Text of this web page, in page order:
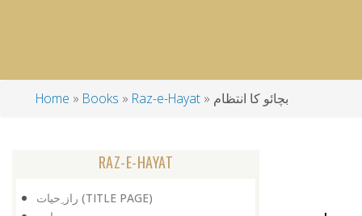
Home Books Raz-e-Hayat بچائو کا انتظام
RAZ-E-HAYAT
راز ِحیات (TITLE PAGE)